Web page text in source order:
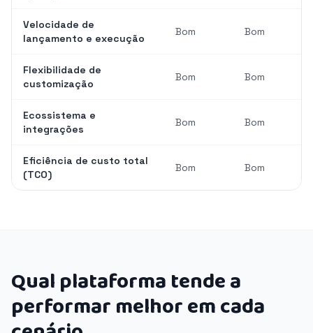
Velocidade de
lançamento e execução
Bom Bom
Flexibilidade de
customização
Bom Bom
Ecossistema e
integrações
Bom Bom
Eficiência de custo total
(TCO)
Bom Bom
Qual plataforma tende a
performar melhor em cada